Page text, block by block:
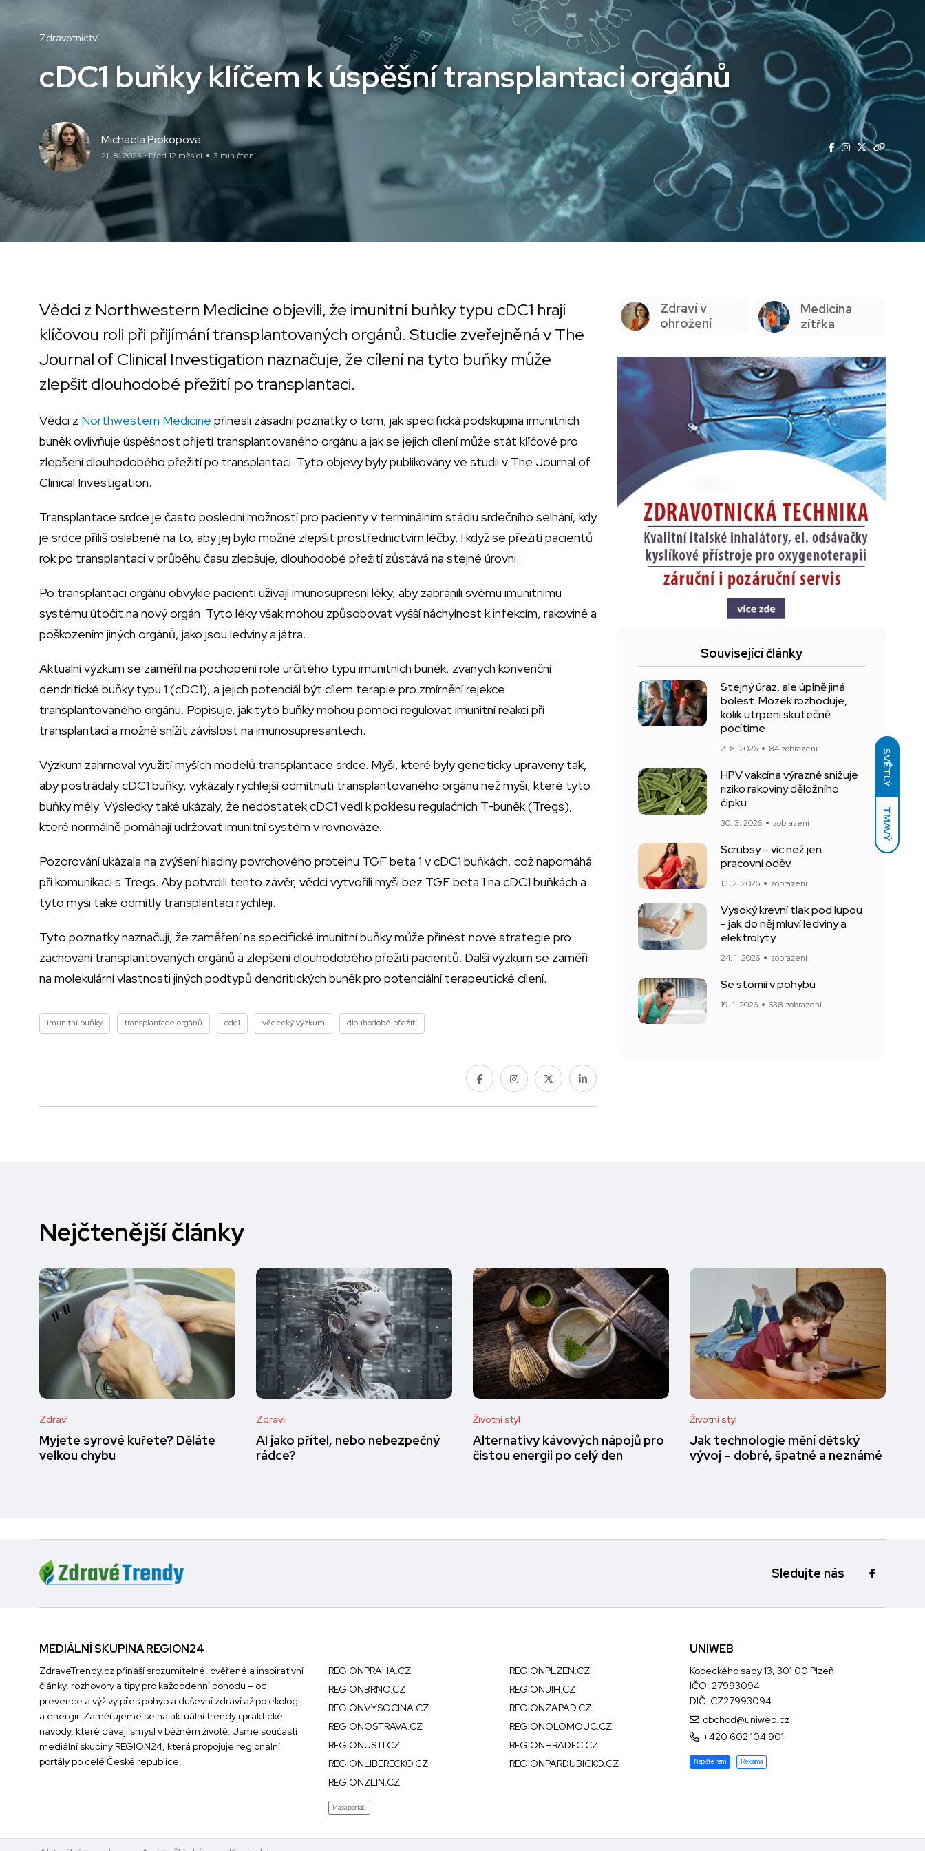
SVĚTLÝ
TMAVÝ
Zdravotnictví
cDC1 buňky klíčem k úspěšní transplantaci orgánů
Michaela Prokopová
21. 8. 2025 • Před 12 měsíci 3 min čtení
Vědci z Northwestern Medicine objevili, že imunitní buňky typu cDC1 hrají
klíčovou roli při přijímání transplantovaných orgánů. Studie zveřejněná v The
Journal of Clinical Investigation naznačuje, že cílení na tyto buňky může
zlepšit dlouhodobé přežití po transplantaci.
Vědci z Northwestern Medicine přinesli zásadní poznatky o tom, jak specifická podskupina imunitních
buněk ovlivňuje úspěšnost přijetí transplantovaného orgánu a jak se jejich cílení může stát kľíčové pro
zlepšení dlouhodobého přežití po transplantaci. Tyto objevy byly publikovány ve studii v The Journal of
Clinical Investigation.
Transplantace srdce je často poslední možností pro pacienty v terminálním stádiu srdečního selhání, kdy
je srdce příliš oslabené na to, aby jej bylo možné zlepšit prostřednictvím léčby. I když se přežití pacientů
rok po transplantaci v průběhu času zlepšuje, dlouhodobé přežití zůstává na stejné úrovni.
Po transplantaci orgánu obvykle pacienti užívají imunosupresní léky, aby zabránili svému imunitnímu
systému útočit na nový orgán. Tyto léky však mohou způsobovat vyšší náchylnost k infekcím, rakovině a
poškozením jiných orgánů, jako jsou ledviny a játra.
Aktualní výzkum se zaměřil na pochopení role určitého typu imunitních buněk, zvaných konvenční
dendritické buňky typu 1 (cDC1), a jejich potenciál být cílem terapie pro zmírnění rejekce
transplantovaného orgánu. Popisuje, jak tyto buňky mohou pomoci regulovat imunitní reakci při
transplantaci a možně snížit závislost na imunosupresantech.
Výzkum zahrnoval využití myších modelů transplantace srdce. Myši, které byly geneticky upraveny tak,
aby postrádaly cDC1 buňky, vykázaly rychlejší odmítnutí transplantovaného orgánu než myši, které tyto
buňky měly. Výsledky také ukázaly, že nedostatek cDC1 vedl k poklesu regulačních T-buněk (Tregs),
které normálně pomáhají udržovat imunitní systém v rovnováze.
Pozorování ukázala na zvýšení hladiny povrchového proteinu TGF beta 1 v cDC1 buňkách, což napomáhá
při komunikaci s Tregs. Aby potvrdili tento závěr, vědci vytvořili myši bez TGF beta 1 na cDC1 buňkách a
tyto myši také odmítly transplantaci rychleji.
Tyto poznatky naznačují, že zaměření na specifické imunitní buňky může přinést nové strategie pro
zachování transplantovaných orgánů a zlepšení dlouhodobého přežití pacientů. Další výzkum se zaměří
na molekulární vlastnosti jiných podtypů dendritických buněk pro potenciální terapeutické cílení.
imunitní buňky transplantace orgánů cdc1 vědecký výzkum dlouhodobé přežití
Zdraví v
ohrožení
Medicína
zítřka
Související články
Stejný úraz, ale úplně jiná
bolest. Mozek rozhoduje,
kolik utrpení skutečně
pocítíme
2. 8. 2026 84 zobrazení
HPV vakcína výrazně snižuje
riziko rakoviny děložního
čípku
30. 3. 2026 zobrazení
Scrubsy – víc než jen
pracovní oděv
13. 2. 2026 zobrazení
Vysoký krevní tlak pod lupou
- jak do něj mluví ledviny a
elektrolyty
24. 1. 2026 zobrazení
Se stomií v pohybu
19. 1. 2026 638 zobrazení
Nejčtenější články
Zdraví
Myjete syrové kuřete? Děláte
velkou chybu
Zdraví
AI jako přítel, nebo nebezpečný
rádce?
Životní styl
Alternativy kávových nápojů pro
čistou energii po celý den
Životní styl
Jak technologie mění dětský
vývoj – dobré, špatné a neznámé
Sledujte nás
MEDIÁLNÍ SKUPINA REGION24
ZdraveTrendy.cz přináší srozumitelné, ověřené a inspirativní
články, rozhovory a tipy pro každodenní pohodu – od
prevence a výživy přes pohyb a duševní zdraví až po ekologii
a energii. Zaměřujeme se na aktuální trendy i praktické
návody, které dávají smysl v běžném životě. Jsme součástí
mediální skupinyREGION24, která propojuje regionální
portály po celé České republice.
REGIONPRAHA.CZ
REGIONPLZEN.CZ
REGIONBRNO.CZ
REGIONJIH.CZ
REGIONVYSOCINA.CZ
REGIONZAPAD.CZ
REGIONOSTRAVA.CZ
REGIONOLOMOUC.CZ
REGIONUSTI.CZ
REGIONHRADEC.CZ
REGIONLIBERECKO.CZ
REGIONPARDUBICKO.CZ
REGIONZLIN.CZ
Mapa portálů
UNIWEB
Kopeckého sady 13, 301 00 Plzeň
IČO: 27993094
DIČ: CZ27993094
obchod@uniweb.cz
+420 602 104 901
Napište nám Reklama